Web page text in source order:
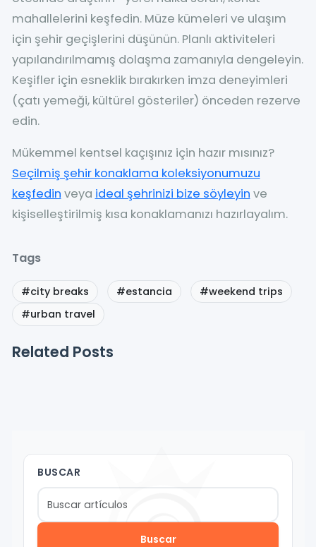
mahallelerini keşfedin. Müze kümeleri ve ulaşım
için şehir geçişlerini düşünün. Planlı aktiviteleri
yapılandırılmamış dolaşma zamanıyla dengeleyin.
Keşifler için esneklik bırakırken imza deneyimleri
(çatı yemeği, kültürel gösteriler) önceden rezerve
edin.
Mükemmel kentsel kaçışınız için hazır mısınız?
Seçilmiş şehir konaklama koleksiyonumuzu
keşfedin veya ideal şehrinizi bize söyleyin ve
kişiselleştirilmiş kısa konaklamanızı hazırlayalım.
Tags
#city breaks #estancia
#weekend trips
#urban travel
Related Posts
BUSCAR
Buscar